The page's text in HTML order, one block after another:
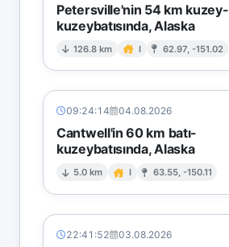
Petersville'nin 54 km kuzey-
kuzeybatısında, Alaska
126.8 km I 62.97, -151.02
09:24:14 04.08.2026
Cantwell'in 60 km batı-
kuzeybatısında, Alaska
5.0 km I 63.55, -150.11
22:41:52 03.08.2026